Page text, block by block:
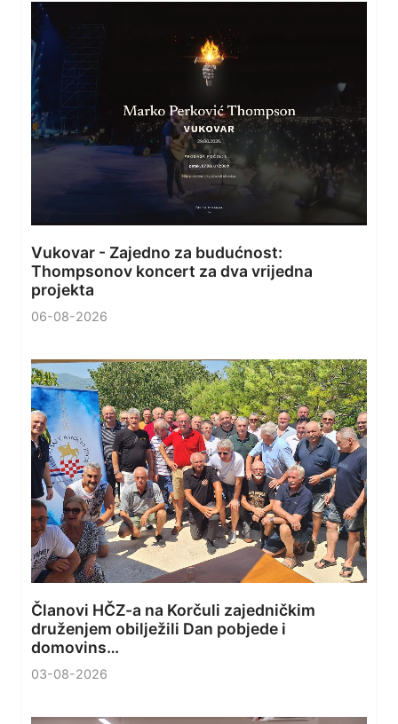
Vukovar - Zajedno za budućnost:
Thompsonov koncert za dva vrijedna
projekta
06-08-2026
Članovi HČZ-a na Korčuli zajedničkim
druženjem obilježili Dan pobjede i
domovins…
03-08-2026